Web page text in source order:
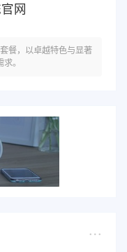
网
餐，以卓越特色与显著
。